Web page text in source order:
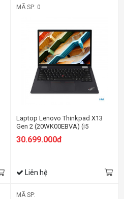
MÃ SP: 0
Laptop Lenovo Thinkpad X13
Gen 2 (20WK00EBVA) (i5
SSD/13.3 WQXGA/Dos/Đen)
30.699.000đ
Liên hệ
MÃ SP: